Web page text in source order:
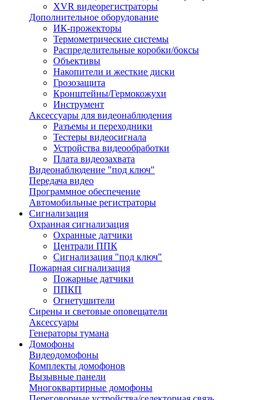
XVR видеорегистраторы
Дополнительное оборудование
ИК-прожекторы
Термометрические системы
Распределительные коробки/боксы
Объективы
Накопители и жесткие диски
Грозозащита
Кронштейны/Гермокожухи
Инструмент
Аксессуары для видеонаблюдения
Разъемы и переходники
Тестеры видеосигнала
Устройства видеообработки
Плата видеозахвата
Видеонаблюдение "под ключ"
Передача видео
Программное обеспечение
Автомобильные регистраторы
Сигнализация
Охранная сигнализация
Охранные датчики
Централи ППК
Сигнализация "под ключ"
Пожарная сигнализация
Пожарные датчики
ППКП
Огнетушители
Сирены и световые оповещатели
Аксессуары
Генераторы тумана
Домофоны
Видеодомофоны
Комплекты домофонов
Вызывные панели
Многоквартирные домофоны